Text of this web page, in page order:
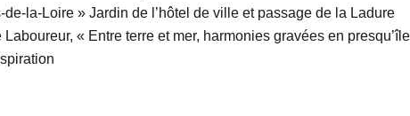
la-Loire » Jardin de l’hôtel de ville et passage de la Ladure
« Entre terre et mer, harmonies gravées en